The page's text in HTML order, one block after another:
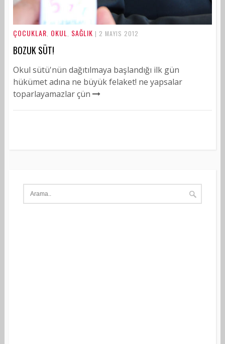
ÇOCUKLAR OKUL SAĞLIK | 2 MAYIS 2012
BOZUK SÜT!
Okul sütü'nün dağıtılmaya başlandığı ilk gün
hükümet adına ne büyük felaket! ne yapsalar
toparlayamazlar çün